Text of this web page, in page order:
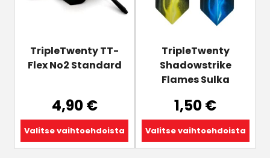
TripleTwenty TT-
Flex No2 Standard
4,90€
Valitse vaihtoehdoista
tuotteen
sivulla.
TripleTwenty
Shadowstrike
Flames Sulka
1,50€
Valitse vaihtoehdoista
Voit
tehdä
tuotteen
sivulla.